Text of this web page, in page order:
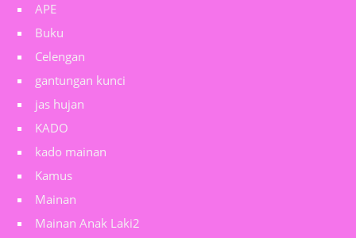
APE
Buku
Celengan
gantungan kunci
jas hujan
KADO
kado mainan
Kamus
Mainan
Mainan Anak Laki2